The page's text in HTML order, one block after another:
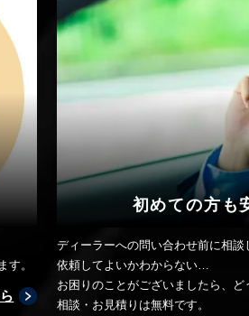
す。
初めての方も
ディーラーへの問い合わせ前に相
依頼してよいかわからない…
お困りのことがございましたら、
相談・お見積りは無料です。